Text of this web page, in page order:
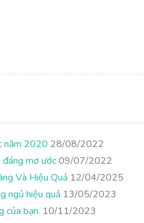
năm 2020 28/08/2022
mơ ước09/07/2022
Và Hiệu Quả 12/04/2025
ngủ hiệu quả 13/05/2023
của bạn. 10/11/2023